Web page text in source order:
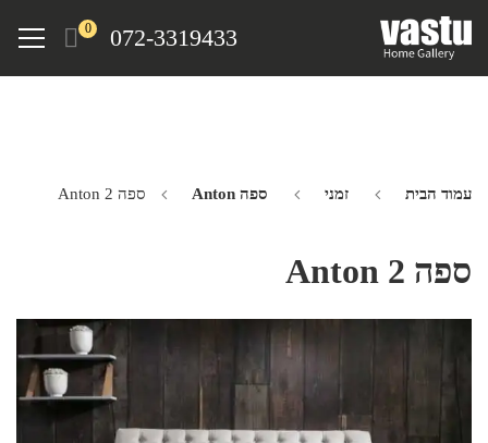
072-3319433
0
Menu
עמוד הבית זמני ספה Anton ספה Anton 2
ספה Anton 2